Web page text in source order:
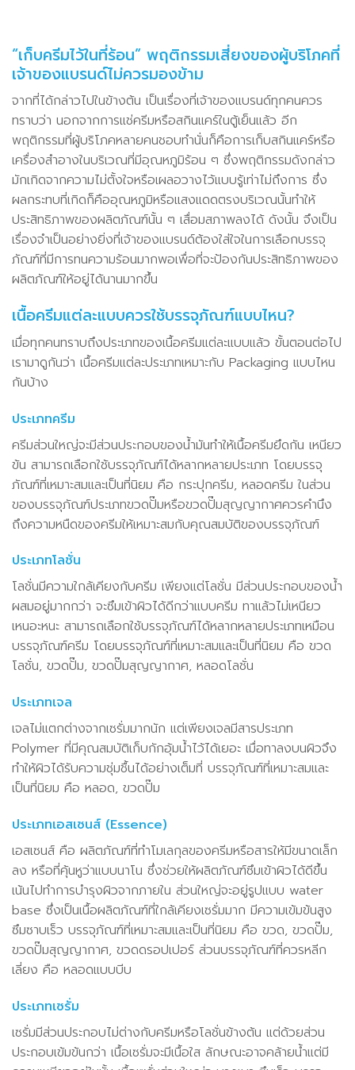
“เก็บครีมไว้ในที่ร้อน” พฤติกรรมเสี่ยงของผู้บริโภคที่
เจ้าของแบรนด์ไม่ควรมองข้าม
จากที่ได้กล่าวไปในข้างต้น เป็นเรื่องที่เจ้าของแบรนด์ทุกคนควร
ทราบว่า นอกจากการแช่ครีมหรือสกินแคร์ในตู้เย็นแล้ว อีก
พฤติกรรมที่ผู้บริโภคหลายคนชอบทำนั่นก็คือการเก็บสกินแคร์หรือ
เครื่องสำอางในบริเวณที่มีอุณหภูมิร้อน ๆ ซึ่งพฤติกรรมดังกล่าว
มักเกิดจากความไม่ตั้งใจหรือเผลอวางไว้แบบรู้เท่าไม่ถึงการ ซึ่ง
ผลกระทบที่เกิดก็คืออุณหภูมิหรือแสงแดดตรงบริเวณนั้นทำให้
ประสิทธิภาพของผลิตภัณฑ์นั้น ๆ เสื่อมสภาพลงได้ ดังนั้น จึงเป็น
เรื่องจำเป็นอย่างยิ่งที่เจ้าของแบรนด์ต้องใส่ใจในการเลือกบรรจุ
ภัณฑ์ที่มีการทนความร้อนมากพอเพื่อที่จะป้องกันประสิทธิภาพของ
ผลิตภัณฑ์ให้อยู่ได้นานมากขึ้น
เนื้อครีมแต่ละแบบควรใช้บรรจุภัณฑ์แบบไหน?
เมื่อทุกคนทราบถึงประเภทของเนื้อครีมแต่ละแบบแล้ว ขั้นตอนต่อไป
เรามาดูกันว่า เนื้อครีมแต่ละประเภทเหมาะกับ Packaging แบบไหน
กันบ้าง
ประเภทครีม
ครีมส่วนใหญ่จะมีส่วนประกอบของน้ำมันทำให้เนื้อครีมยึดกัน เหนียว
ข้น สามารถเลือกใช้บรรจุภัณฑ์ได้หลากหลายประเภท โดยบรรจุ
ภัณฑ์ที่เหมาะสมและเป็นที่นิยม คือ กระปุกครีม, หลอดครีม ในส่วน
ของบรรจุภัณฑ์ประเภทขวดปั๊มหรือขวดปั๊มสุญญากาศควรคำนึง
ถึงความหนืดของครีมให้เหมาะสมกับคุณสมบัติของบรรจุภัณฑ์
ประเภทโลชั่น
โลชั่นมีความใกล้เคียงกับครีม เพียงแต่โลชั่น มีส่วนประกอบของน้ำ
ผสมอยู่มากกว่า จะซึมเข้าผิวได้ดีกว่าแบบครีม ทาแล้วไม่เหนียว
เหนอะหนะ สามารถเลือกใช้บรรจุภัณฑ์ได้หลากหลายประเภทเหมือน
บรรจุภัณฑ์ครีม โดยบรรจุภัณฑ์ที่เหมาะสมและเป็นที่นิยม คือ ขวด
โลชั่น, ขวดปั๊ม, ขวดปั๊มสุญญากาศ, หลอดโลชั่น
ประเภทเจล
เจลไม่แตกต่างจากเซรั่มมากนัก แต่เพียงเจลมีสารประเภท
Polymer ที่มีคุณสมบัติเก็บกักอุ้มน้ำไว้ได้เยอะ เมื่อทาลงบนผิวจึง
ทำให้ผิวได้รับความชุ่มชื้นได้อย่างเต็มที่ บรรจุภัณฑ์ที่เหมาะสมและ
เป็นที่นิยม คือ หลอด, ขวดปั๊ม
ประเภทเอสเซนส์ (Essence)
เอสเซนส์ คือ ผลิตภัณฑ์ที่ทำโมเลกุลของครีมหรือสารให้มีขนาดเล็ก
ลง หรือที่คุ้นหูว่าแบบนาโน ซึ่งช่วยให้ผลิตภัณฑ์ซึมเข้าผิวได้ดีขึ้น
เน้นไปทำการบำรุงผิวจากภายใน ส่วนใหญ่จะอยู่รูปแบบ water
base ซึ่งเป็นเนื้อผลิตภัณฑ์ที่ใกล้เคียงเซรั่มมาก มีความเข้มข้นสูง
ซึมซาบเร็ว บรรจุภัณฑ์ที่เหมาะสมและเป็นที่นิยม คือ ขวด, ขวดปั๊ม,
ขวดปั๊มสุญญากาศ, ขวดดรอปเปอร์ ส่วนบรรจุภัณฑ์ที่ควรหลีก
เลี่ยง คือ หลอดแบบบีบ
ประเภทเซรั่ม
เซรั่มมีส่วนประกอบไม่ต่างกับครีมหรือโลชั่นข้างต้น แต่ด้วยส่วน
ประกอบเข้มข้นกว่า เนื้อเซรั่มจะมีเนื้อใส ลักษณะอาจคล้ายน้ำแต่มี